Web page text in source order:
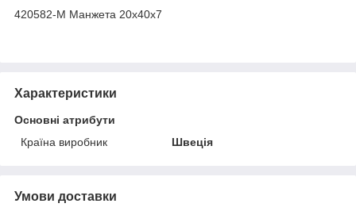
420582-M Манжета 20х40х7
Характеристики
Основні атрибути
Країна виробник
Швеція
Умови доставки